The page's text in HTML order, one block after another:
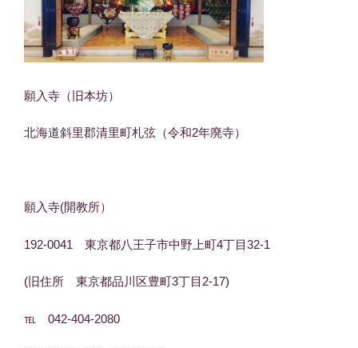
願入寺（旧本坊）
北海道斜里郡清里町札弦（令和2年廃寺）
願入寺(開教所）
192-0041 東京都八王子市中野上町4丁目32-1
(旧住所 東京都品川区豊町3丁目2-17)
℡ 042-404-2080